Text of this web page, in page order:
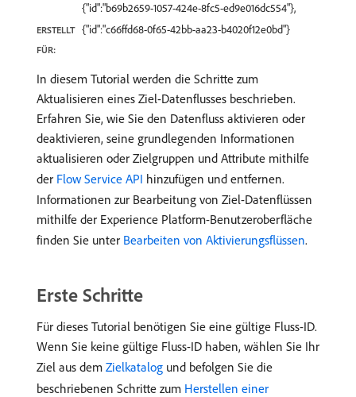
ERSTELLT
FÜR:
{"id":"b69b2659-1057-424e-8fc5-ed9e016dc554"},
{"id":"c66ffd68-0f65-42bb-aa23-b4020f12e0bd"}
In diesem Tutorial werden die Schritte zum
Aktualisieren eines Ziel-Datenflusses beschrieben.
Erfahren Sie, wie Sie den Datenfluss aktivieren oder
deaktivieren, seine grundlegenden Informationen
aktualisieren oder Zielgruppen und Attribute mithilfe
der Flow Service API hinzufügen und entfernen.
Informationen zur Bearbeitung von Ziel-Datenflüssen
mithilfe der Experience Platform-Benutzeroberfläche
finden Sie unter Bearbeiten von Aktivierungsflüssen.
Erste Schritte
Für dieses Tutorial benötigen Sie eine gültige Fluss-ID.
Wenn Sie keine gültige Fluss-ID haben, wählen Sie Ihr
Ziel aus dem Zielkatalog und befolgen Sie die
beschriebenen Schritte zum Herstellen einer